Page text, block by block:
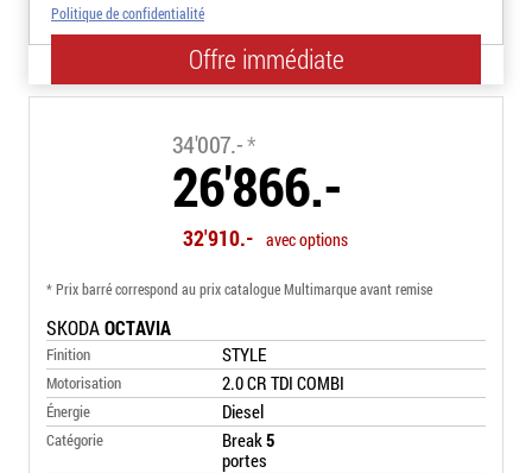
Politique de confidentialité
34'007.-*
26'866.-
32'910.- avec options
* Prix barré correspond au prix catalogue Multimarque avant remise
SKODAOCTAVIA
Finition STYLE
Motorisation 2.0 CR TDI COMBI
Énergie Diesel
Catégorie Break5
portes